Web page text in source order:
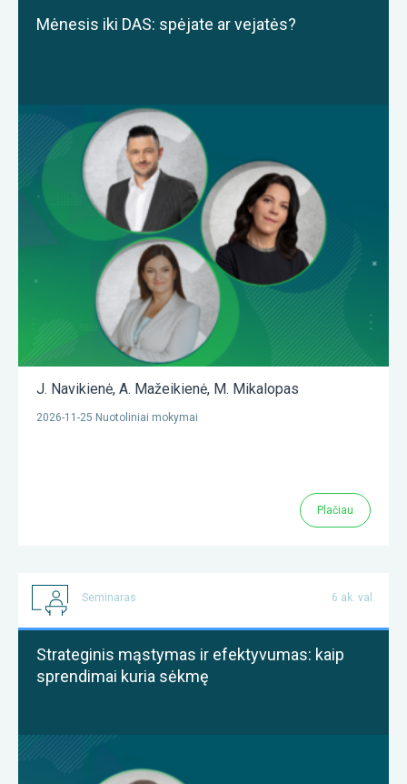
Mėnesis iki DAS: spėjate ar vejatės?
J. Navikienė, A. Mažeikienė, M. Mikalopas
2026-11-25 Nuotoliniai mokymai
Plačiau
Seminaras 6 ak. val.
Strateginis mąstymas ir efektyvumas: kaip
sprendimai kuria sėkmę